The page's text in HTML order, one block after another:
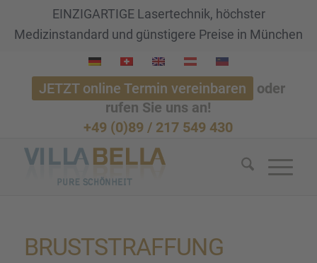
EINZIGARTIGE Lasertechnik, höchster
Medizinstandard und günstigere Preise in München
JETZT online Termin vereinbaren
oder
rufen Sie uns an!
+49 (0)89 / 217 549 430
BRUST­STRAF­FUNG